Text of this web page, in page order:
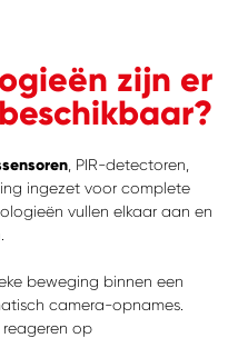
zijn er
, PIR-detectoren,
ingezet voor complete
vullen elkaar aan en
beweging binnen een
camera-opnames.
reageren op